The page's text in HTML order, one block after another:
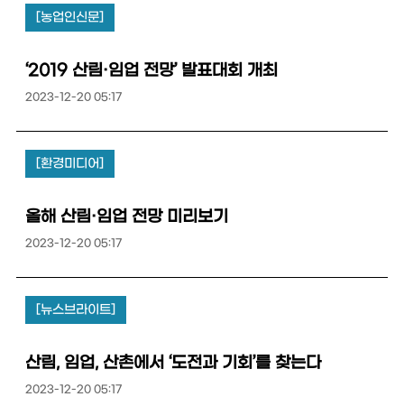
[농업인신문]
‘2019 산림·임업 전망’ 발표대회 개최
2023-12-20 05:17
[환경미디어]
올해 산림·임업 전망 미리보기
2023-12-20 05:17
[뉴스브라이트]
산림, 임업, 산촌에서 ‘도전과 기회’를 찾는다
2023-12-20 05:17